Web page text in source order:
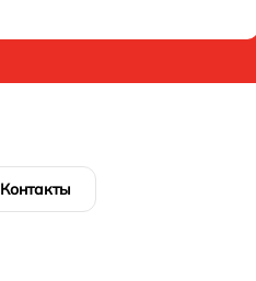
Контакты